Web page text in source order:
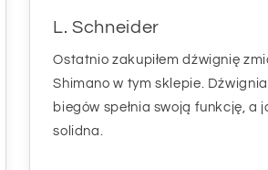
L. Schneider
Ostatnio zakupiłem dźwignię
Shimano w tym sklepie.
biegów spełnia swoją funkcję, a
solidna.